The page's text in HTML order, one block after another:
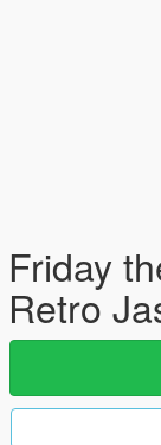
Friday
Retro